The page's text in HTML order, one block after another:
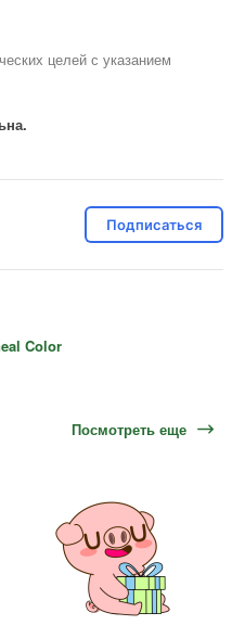
целей с указанием
Подписаться
Color
Посмотреть еще